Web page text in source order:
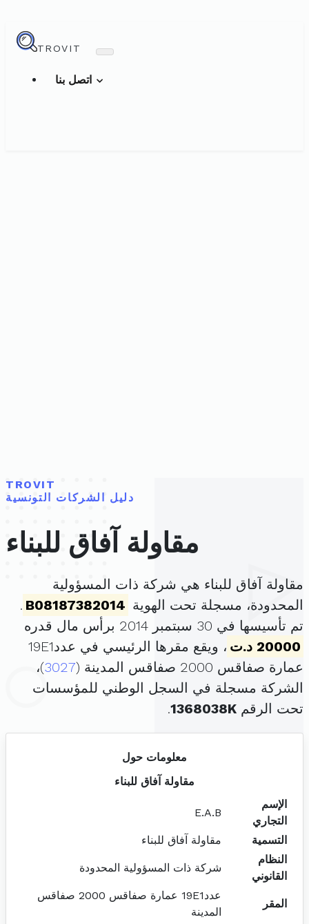
TROVIT
TROVIT
دليل الشركات التونسية
مقاولة آفاق للبناء
مقاولة آفاق للبناء هي شركة ذات المسؤولية
المحدودة، مسجلة تحت الهوية B08187382014
.
تم تأسيسها في 30 سبتمبر 2014 برأس مال قدره
20000 د.ت
، ويقع مقرها الرئيسي في عدد19E1
عمارة صفاقس 2000 صفاقس المدينة (
3027)،
الشركة مسجلة في السجل الوطني للمؤسسات
تحت الرقم 1368038K
.
معلومات حول
مقاولة آفاق للبناء
الإسم
التجاري
E.A.B
التسمية
مقاولة آفاق للبناء
النظام
القانوني
شركة ذات المسؤولية المحدودة
المقر
عدد19E1 عمارة صفاقس 2000 صفاقس
المدينة